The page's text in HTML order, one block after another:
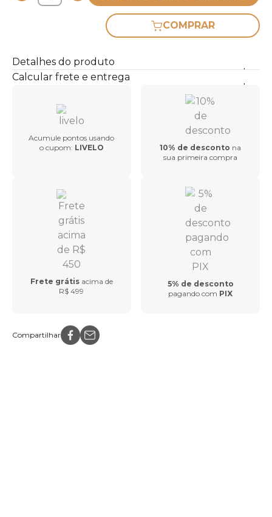
COMPRAR
Detalhes do produto
Calcular frete e entrega
Acumule pontos usando
o cupom: LIVELO 10% de desconto na
sua primeira compra
Frete grátis acima de
R$ 499
5% de desconto
pagando com PIX
Compartilhar